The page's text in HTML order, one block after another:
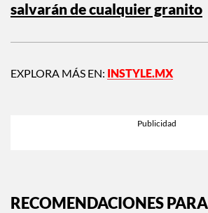
salvarán de cualquier granito
EXPLORA MÁS EN: INSTYLE.MX
RECOMENDACIONES